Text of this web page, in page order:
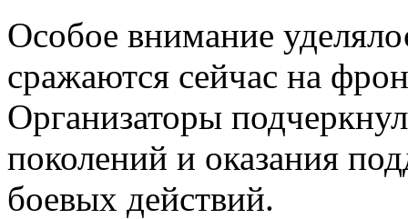
Особое внимание
сражаются сейчас на
Организаторы
поколений и оказания
боевых действий.